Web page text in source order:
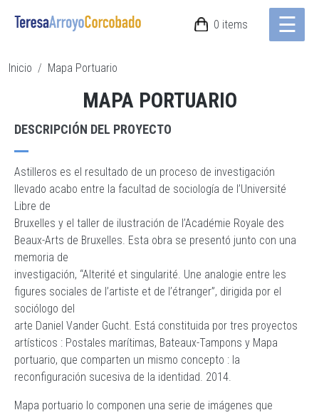
Pasar al contenido principal ☰
0 items
RUTA DE NAVEGACIÓN
Inicio Mapa Portuario
MAPA PORTUARIO
DESCRIPCIÓN DEL PROYECTO
Astilleros es el resultado de un proceso de investigación
llevado acabo entre la facultad de sociología de l’Université
Libre de
Bruxelles y el taller de ilustración de l’Académie Royale des
Beaux-Arts de Bruxelles. Esta obra se presentó junto con una
memoria de
investigación, “Alterité et singularité. Une analogie entre les
figures sociales de l’artiste et de l’étranger”, dirigida por el
sociólogo del
arte Daniel Vander Gucht. Está constituida por tres proyectos
artísticos : Postales marítimas, Bateaux-Tampons y Mapa
portuario, que comparten un mismo concepto : la
reconfiguración sucesiva de la identidad. 2014.
Mapa portuario lo componen una serie de imágenes que